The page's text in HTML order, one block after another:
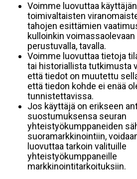
Voimme luovuttaa
toimivaltaisten
tahojen esittämien
kulloinkin
perustuvalla, tavalla.
Voimme luovuttaa tietoja
tai historiallista tutkimusta
että tiedot on muutettu
että tiedon kohde ei enää
tunnistettavissa.
Jos käyttäjä on erikseen
suostumuksensa seuran
yhteistyökumppaneiden
suoramarkkinointiin,
luovuttaa tarkoin valituille
yhteistyökumppaneille
markkinointitarkoituksiin.